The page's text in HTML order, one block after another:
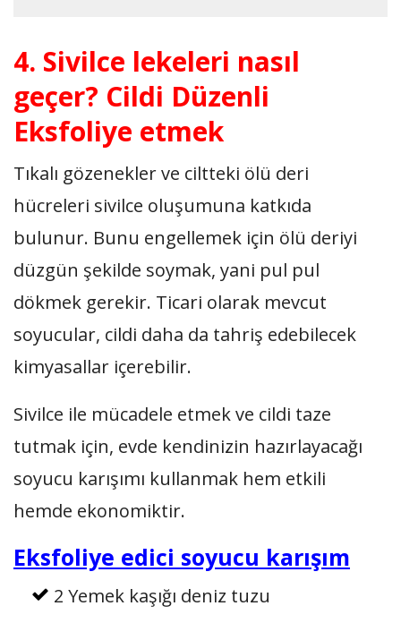
4. Sivilce lekeleri nasıl
geçer? Cildi Düzenli
Eksfoliye etmek
Tıkalı gözenekler ve ciltteki ölü deri
hücreleri sivilce oluşumuna katkıda
bulunur. Bunu engellemek için ölü deriyi
düzgün şekilde soymak, yani pul pul
dökmek gerekir. Ticari olarak mevcut
soyucular, cildi daha da tahriş edebilecek
kimyasallar içerebilir.
Sivilce ile mücadele etmek ve cildi taze
tutmak için, evde kendinizin hazırlayacağı
soyucu karışımı kullanmak hem etkili
hemde ekonomiktir.
Eksfoliye edici soyucu karışım
2 Yemek kaşığı deniz tuzu